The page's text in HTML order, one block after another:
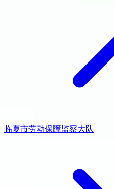
临夏市劳动保障监察大队